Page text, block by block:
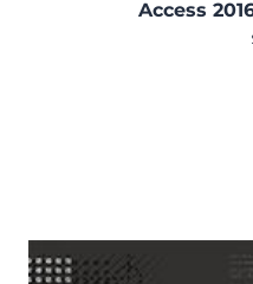
Access